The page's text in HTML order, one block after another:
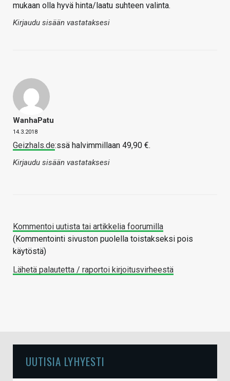
mukaan olla hyvä hinta/laatu suhteen valinta.
Kirjaudu sisään vastataksesi
WanhaPatu
14.3.2018
Geizhals.de:ssä halvimmillaan 49,90 €.
Kirjaudu sisään vastataksesi
Kommentoi uutista tai artikkelia foorumilla
(Kommentointi sivuston puolella toistakseksi pois
käytöstä)
Lähetä palautetta / raportoi kirjoitusvirheestä
UUTISIA LYHYESTI